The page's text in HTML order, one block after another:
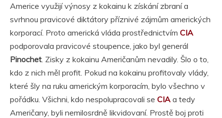
Americe využijí výnosy z kokainu k získání zbraní a
svrhnou pravicové diktátory příznivé zájmům amerických
korporací. Proto americká vláda prostřednictvím CIA
podporovala pravicové stoupence, jako byl generál
Pinochet . Zisky z kokainu Američanům nevadily. Šlo o to,
kdo z nich měl profit. Pokud na kokainu profitovaly vlády,
které šly na ruku americkým korporacím, bylo všechno v
pořádku. Všichni, kdo nespolupracovali se CIA a tedy
Američany, byli nemilosrdně likvidovaní. Prostě boj proti